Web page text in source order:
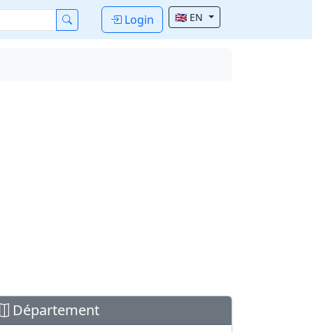
Login 🇬🇧 EN
Département